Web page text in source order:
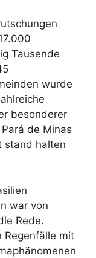
Tausende
wurde
besonderer
de Minas
stand halten
war von
Rede.
Regenfälle mit